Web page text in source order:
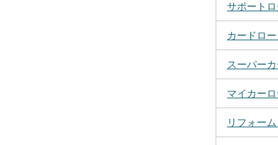
サポート
カードロ
スーパー
マイカー
リフォー